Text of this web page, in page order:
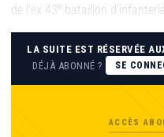
de l’ex 43e bataillon d’infanterie
LA SUITE EST RÉSERVÉE
DÉJÀ ABONNÉ ?
SE
ACCÈS